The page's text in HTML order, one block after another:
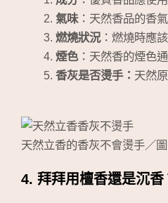
氣味：天然香品的香
燃燒狀況：燃燒時應該
煙色：天然香的煙色
香灰是否燙手： 天然
天然立香的香灰不會燙手／圖
4. 拜拜用檀香還是沉香